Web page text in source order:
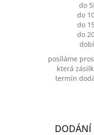
do
do
do
do
posíláme
která
termín
DODÁNÍ